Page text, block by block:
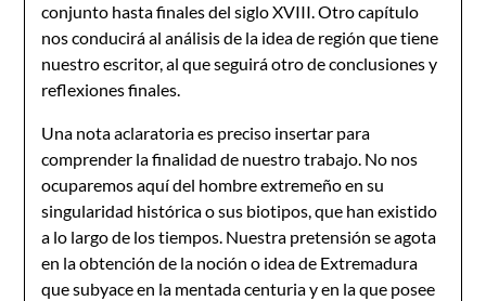
conjunto hasta finales del siglo XVIII. Otro capítulo
nos conducirá al análisis de la idea de región que tiene
nuestro escritor, al que seguirá otro de conclusiones y
reflexiones finales.
Una nota aclaratoria es preciso insertar para
comprender la finalidad de nuestro trabajo. No nos
ocuparemos aquí del hombre extremeño en su
singularidad histórica o sus biotipos, que han existido
a lo largo de los tiempos. Nuestra pretensión se agota
en la obtención de la noción o idea de Extremadura
que subyace en la mentada centuria y en la que posee